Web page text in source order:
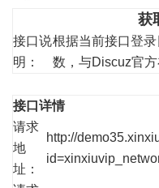
获
接口说
明：
根据当前接口登
数，与Discuz官方
接口详情
请求
地
址：
http://